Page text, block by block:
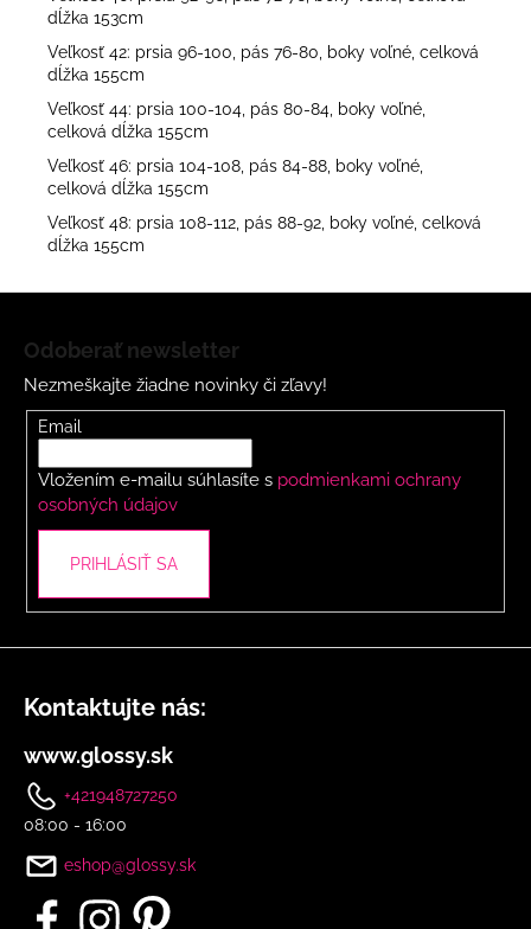
dĺžka 153cm
Veľkosť 42: prsia 96-100, pás 76-80, boky voľné, celková
dĺžka 155cm
Veľkosť 44: prsia 100-104, pás 80-84, boky voľné,
celková dĺžka 155cm
Veľkosť 46: prsia 104-108, pás 84-88, boky voľné,
celková dĺžka 155cm
Veľkosť 48: prsia 108-112, pás 88-92, boky voľné, celková
dĺžka 155cm
Odoberať newsletter
Nezmeškajte žiadne novinky či zľavy!
Email
Vložením e-mailu súhlasíte s podmienkami ochrany
osobných údajov
PRIHLÁSIŤ SA
Kontaktujte nás:
www.glossy.sk
+421948727250
08:00 - 16:00
eshop@glossy.sk